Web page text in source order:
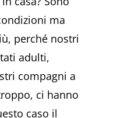
ma
perché nostri
adulti,
compagni a
ci hanno
caso il